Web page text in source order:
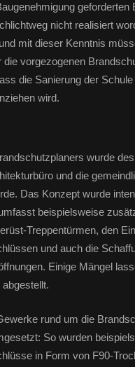
nicht realisiert
mit dieser Kenntnis
die vorgezogenen
die Sanierung der
wird.
wurde
und die
Das Konzept wurde
beispielsweise
Treppentürmen, den
und auch die
Einige Mängel
rund um die
So wurden
in Form von F90-